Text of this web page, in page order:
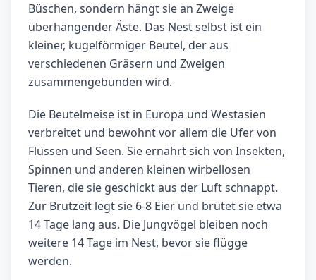
Büschen, sondern hängt sie an Zweige
überhängender Äste. Das Nest selbst ist ein
kleiner, kugelförmiger Beutel, der aus
verschiedenen Gräsern und Zweigen
zusammengebunden wird.
Die Beutelmeise ist in Europa und Westasien
verbreitet und bewohnt vor allem die Ufer von
Flüssen und Seen. Sie ernährt sich von Insekten,
Spinnen und anderen kleinen wirbellosen
Tieren, die sie geschickt aus der Luft schnappt.
Zur Brutzeit legt sie 6-8 Eier und brütet sie etwa
14 Tage lang aus. Die Jungvögel bleiben noch
weitere 14 Tage im Nest, bevor sie flügge
werden.